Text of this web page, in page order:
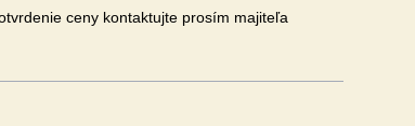
ceny kontaktujte prosím majiteľa